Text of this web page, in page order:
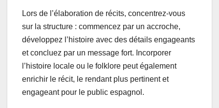
Lors de l’élaboration de récits, concentrez-vous
sur la structure : commencez par un accroche,
développez l’histoire avec des détails engageants
et concluez par un message fort. Incorporer
l’histoire locale ou le folklore peut également
enrichir le récit, le rendant plus pertinent et
engageant pour le public espagnol.